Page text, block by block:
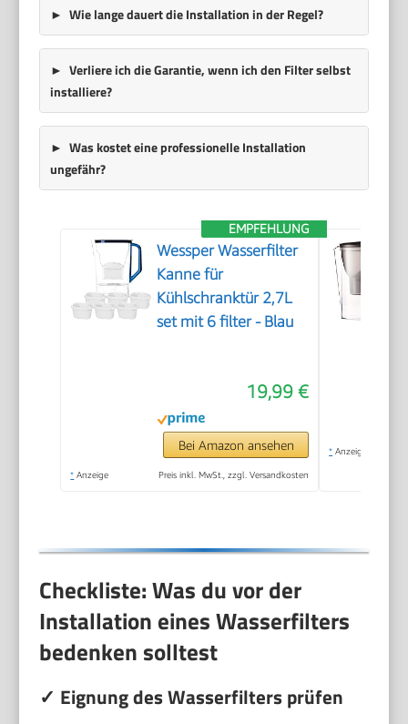
Wie lange dauert die Installation in der Regel?
Verliere ich die Garantie, wenn ich den Filter selbst
installiere?
Was kostet eine professionelle Installation
ungefähr?
EMPFEHLUNG
Wessper Wasserfilter
Kanne für
Kühlschranktür 2,7L
set mit 6 filter - Blau
19,99 €
Bei Amazon ansehen
* Anzeige Preis inkl. MwSt., zzgl. Versandkosten
* Anzeige
Checkliste: Was du vor der
Installation eines Wasserfilters
bedenken solltest
✓ Eignung des Wasserfilters prüfen